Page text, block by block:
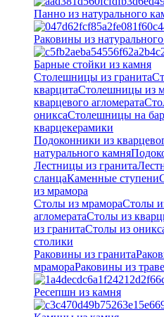
Панно из натурального
Раковины из
Барные стойки из камня
Столешницы из гранита
кварцитаСтолешницы из
кварцевого агломерата
ониксаСтолешницы на
кварцекерамики
Подоконники из
натурального камня
Лестницы из гранита
сланцаКаменные ступени
из мрамора
Столы из мрамораСтолы
агломератаСтолы из
из гранитаСтолы из
столики
Раковины из гранита
мрамораРаковины из
Ресепшн из камня